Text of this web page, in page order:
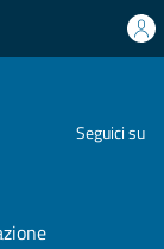
Seguici su